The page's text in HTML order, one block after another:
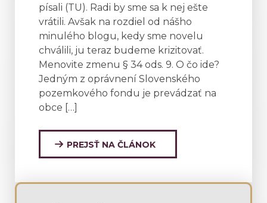
písali (TU). Radi by sme sa k nej ešte
vrátili. Avšak na rozdiel od nášho
minulého blogu, kedy sme novelu
chválili, ju teraz budeme krizitovať.
Menovite zmenu § 34 ods. 9. O čo ide?
Jedným z oprávnení Slovenského
pozemkového fondu je prevádzať na
obce […]
PREJSŤ NA ČLÁNOK